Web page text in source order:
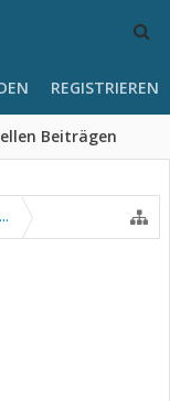
Beiträgen
REGISTRIEREN